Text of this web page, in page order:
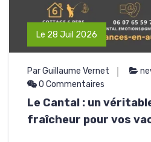
Le 28 Juil 2026
Par Guillaume Vernet
0 Commentaires
Le Cantal : un
fraîcheur pour vos